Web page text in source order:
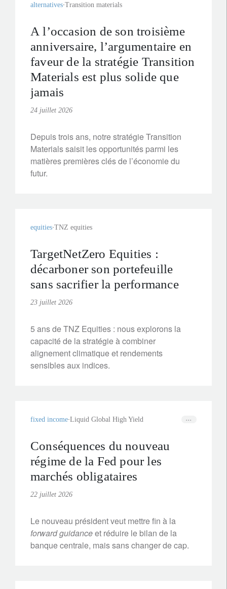
alternatives Transition materials
A l’occasion de son troisième
anniversaire, l’argumentaire en
faveur de la stratégie Transition
Materials est plus solide que
jamais
24 juillet 2026
Depuis trois ans, notre stratégie Transition
Materials saisit les opportunités parmi les
matières premières clés de l’économie du
futur.
equities TNZ equities
TargetNetZero Equities :
décarboner son portefeuille
sans sacrifier la performance
23 juillet 2026
5 ans de TNZ Equities : nous explorons la
capacité de la stratégie à combiner
alignement climatique et rendements
sensibles aux indices.
fixed income Liquid Global High Yield
Conséquences du nouveau
régime de la Fed pour les
marchés obligataires
22 juillet 2026
Le nouveau président veut mettre fin à la
forward guidanceet réduire le bilan de la
banque centrale, mais sans changer de cap.